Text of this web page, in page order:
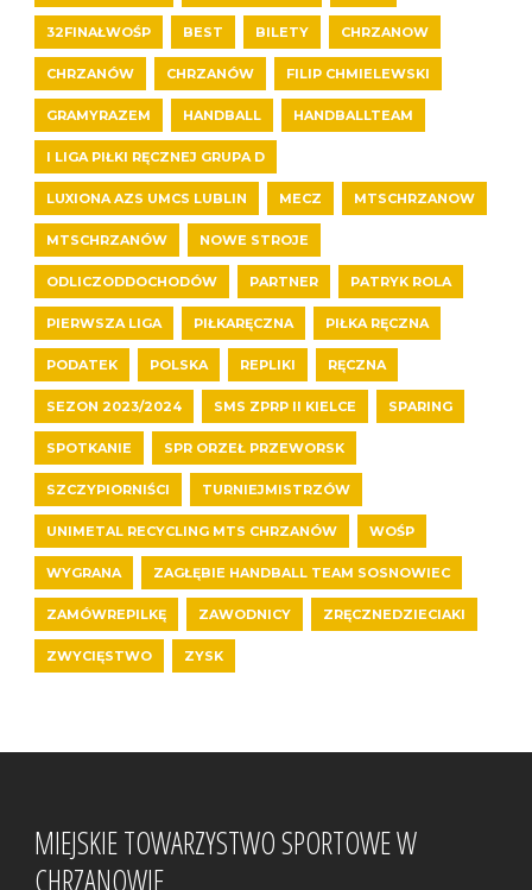
32FINAŁWOŚP BEST BILETY CHRZANOW
CHRZANÓW CHRZANÓW FILIP CHMIELEWSKI
GRAMYRAZEM HANDBALL HANDBALLTEAM
I LIGA PIŁKI RĘCZNEJ GRUPA D
LUXIONA AZS UMCS LUBLIN MECZ MTSCHRZANOW
MTSCHRZANÓW NOWE STROJE
ODLICZODDOCHODÓW PARTNER PATRYK ROLA
PIERWSZA LIGA PIŁKARĘCZNA PIŁKA RĘCZNA
PODATEK POLSKA REPLIKI RĘCZNA
SEZON 2023/2024 SMS ZPRP II KIELCE SPARING
SPOTKANIE SPR ORZEŁ PRZEWORSK
SZCZYPIORNIŚCI TURNIEJMISTRZÓW
UNIMETAL RECYCLING MTS CHRZANÓW WOŚP
WYGRANA ZAGŁĘBIE HANDBALL TEAM SOSNOWIEC
ZAMÓWREPILKĘ ZAWODNICY ZRĘCZNEDZIECIAKI
ZWYCIĘSTWO ZYSK
MIEJSKIE TOWARZYSTWO SPORTOWE W
CHRZANOWIE